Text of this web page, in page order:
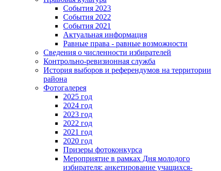
События 2023
События 2022
События 2021
Актуальная информация
Равные права - равные возможности
Сведения о численности избирателей
Контрольно-ревизионная служба
История выборов и референдумов на территории
района
Фотогалерея
2025 год
2024 год
2023 год
2022 год
2021 год
2020 год
Призеры фотоконкурса
Мероприятие в рамках Дня молодого
избирателя: анкетирование учащихся-